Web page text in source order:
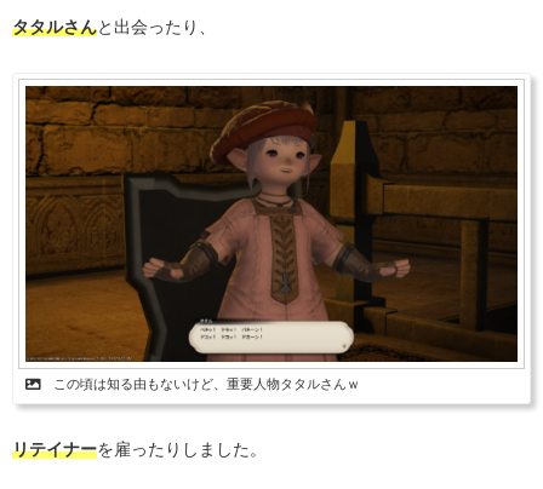
タタルさんと出会ったり、
この頃は知る由もないけど、重要人物タタルさんｗ
リテイナーを雇ったりしました。